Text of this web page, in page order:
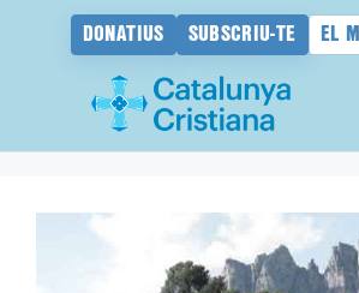
DONATIUS SUBSCRIU-TE EL